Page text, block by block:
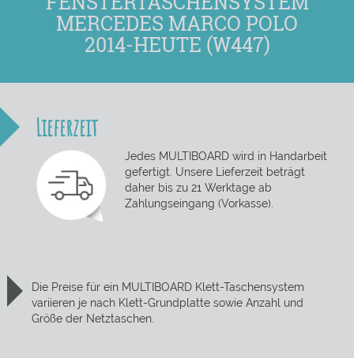
MERCEDES MARCO POLO
2014-HEUTE (W447)
Lieferzeit
Jedes MULTIBOARD wird in Handarbeit
gefertigt. Unsere Lieferzeit beträgt
daher bis zu 21 Werktage ab
Zahlungseingang (Vorkasse).
Die Preise für ein MULTIBOARD Klett-Taschensystem
variieren je nach Klett-Grundplatte sowie Anzahl und
Größe der Netztaschen.